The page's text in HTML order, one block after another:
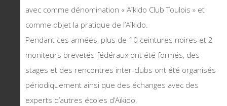
avec comme dénomination « Aïkido Club Toulois » et
comme objet la pratique de l’Aïkido.
Pendant ces années, plus de 10 ceintures noires et 2
moniteurs brevetés fédéraux ont été formés, des
stages et des rencontres inter-clubs ont été organisés
périodiquement ainsi que des échanges avec des
experts d’autres écoles d’Aïkido.